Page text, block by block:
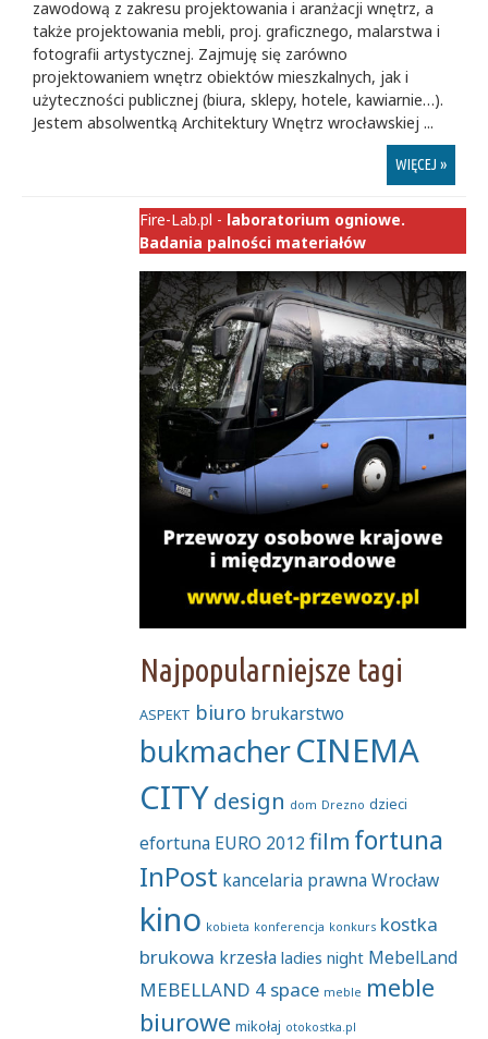
zawodową z zakresu projektowania i aranżacji wnętrz, a
także projektowania mebli, proj. graficznego, malarstwa i
fotografii artystycznej. Zajmuję się zarówno
projektowaniem wnętrz obiektów mieszkalnych, jak i
użyteczności publicznej (biura, sklepy, hotele, kawiarnie…).
Jestem absolwentką Architektury Wnętrz wrocławskiej ...
WIĘCEJ »
Fire-Lab.pl - laboratorium ogniowe.
Badania palności materiałów
Najpopularniejsze tagi
ASPEKT biuro brukarstwo
bukmacherCINEMA
CITYdesign dom Drezno dzieci
efortuna EURO 2012film fortuna
InPost kancelaria prawna Wrocław
kino kobieta konferencja konkurs kostka
brukowa krzesła ladies night MebelLand
MEBELLAND 4 space meble meble
biurowe mikołaj otokostka.pl